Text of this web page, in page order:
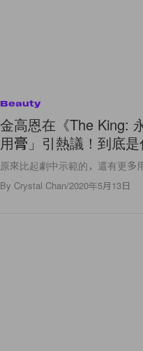
Beauty
金高恩在《The King:
用膏」引熱議！到底是
原來比起劇中示範的，還有更多
By Crystal Chan/2020年5月13日